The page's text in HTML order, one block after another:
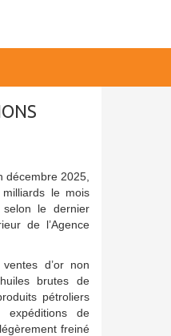
décembre 2025,
le mois
selon le dernier
de l’Agence
d’or non
brutes de
pétroliers
expéditions de
freiné